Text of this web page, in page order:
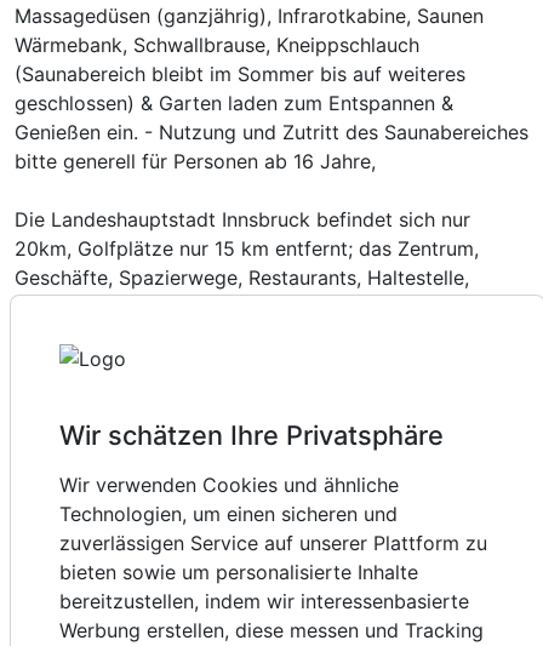
p.P. ab
Massagedüsen (ganzjährig), Infrarotkabine, Saunen
Wärmebank, Schwallbrause, Kneippschlauch
(Saunabereich bleibt im Sommer bis auf weiteres
geschlossen) & Garten laden zum Entspannen &
Genießen ein. - Nutzung und Zutritt des Saunabereiches
bitte generell für Personen ab 16 Jahre,
Die Landeshauptstadt Innsbruck befindet sich nur
20km, Golfplätze nur 15 km entfernt; das Zentrum,
Geschäfte, Spazierwege, Restaurants, Haltestelle,
Gehminuten entfernt. Top Beratung für Skiverleih- &
unmittelbarer Nähe.
Erleben Sie die schönsten Tage des Jahres in einem
Haus, welches Tradition und Gemütlichkeit perfekt
vereint.
Die geschmackvolle Ausstattung und die Liebe zum
Detail schaffen eine besonders heimelige Atmosphäre
und lassen Sie unser „Hubertus“ in unvergesslicher
Erinnerung behalten.
Wir schätzen Ihre Privatsphäre
Wir verwenden Cookies und ähnliche
Technologien, um einen sicheren und
zuverlässigen Service auf unserer Plattform zu
bieten sowie um personalisierte Inhalte
bereitzustellen, indem wir interessenbasierte
Werbung erstellen, diese messen und Tracking